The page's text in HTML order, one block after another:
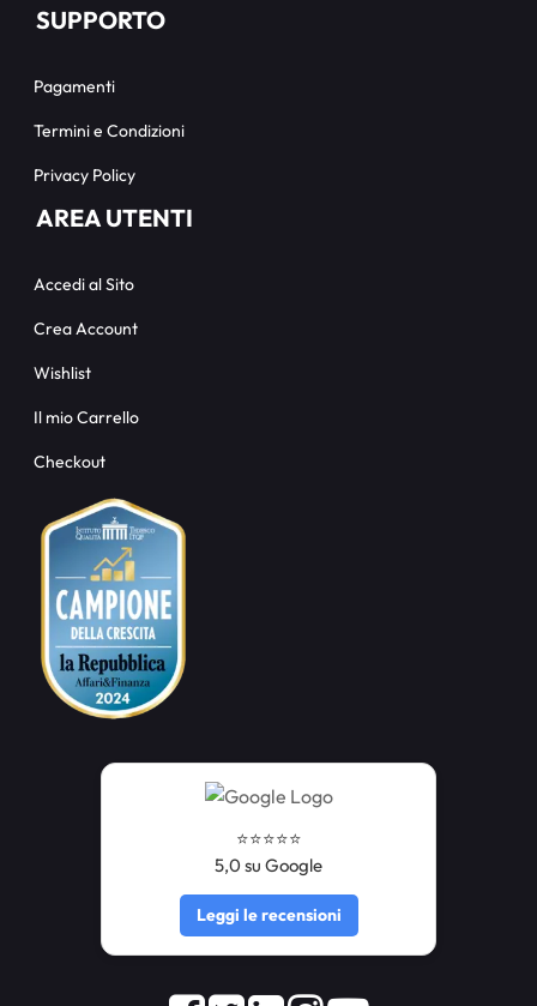
SUPPORTO
Pagamenti
Termini e Condizioni
Privacy Policy
AREA UTENTI
Accedi al Sito
Crea Account
Wishlist
Il mio Carrello
Checkout
⭐️⭐️⭐️⭐️⭐️
5,0 su Google
Leggi le recensioni